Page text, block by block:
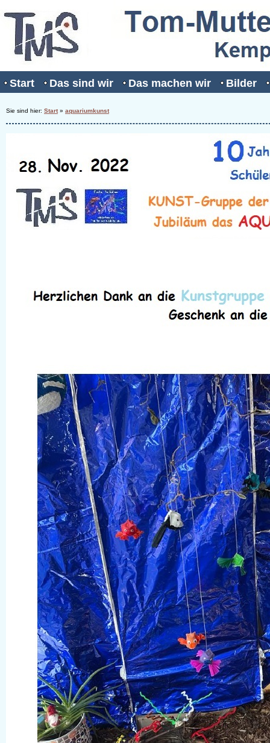
Start Das sind wir Das machen wir Bilder
Sie sind hier: Start» aquariumkunst